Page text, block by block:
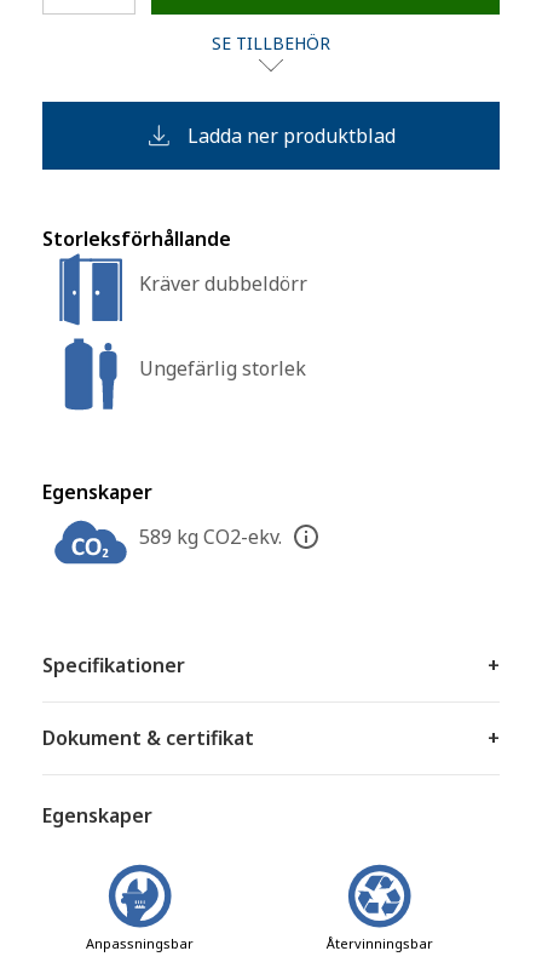
Storleksförhållande
Kräver dubbeldörr
Ungefärlig storlek
Egenskaper
589 kg CO2-ekv.
Specifikationer +
Dokument & certifikat +
Egenskaper
Anpassningsbar Återvinningsbar
SE TILLBEHÖR
Ladda ner produktblad